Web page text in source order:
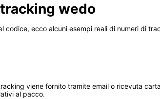
wedo
codice, ecco alcuni esempi reali di numeri di
viene fornito tramite email o ricevuta
al pacco.